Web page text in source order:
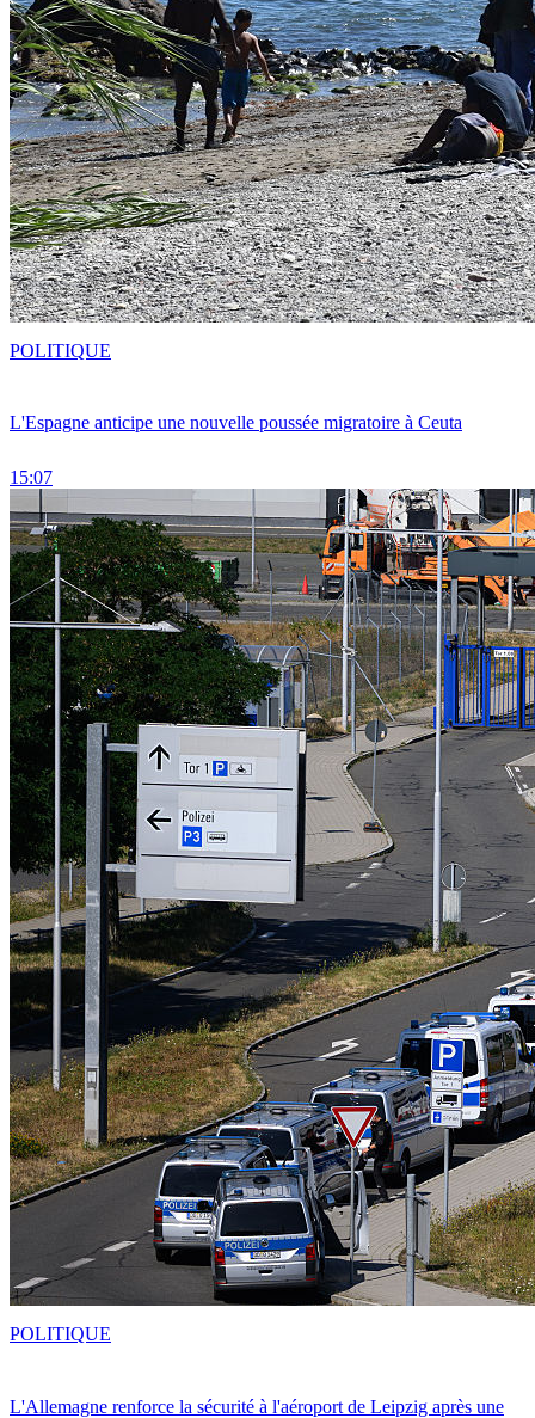
L'Espagne anticipe une nouvelle poussée migratoire à Ceuta
15:07
POLITIQUE
L'Allemagne renforce la sécurité à l'aéroport de Leipzig après une
POLITIQUE